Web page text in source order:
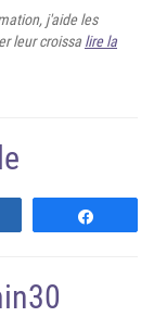
j'aide les
leur croissa lire la